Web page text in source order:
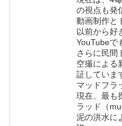
の視点も発
動画制作と
以前から好
YouTubeで
さらに民間
空撮による
証していま
マッドフラ
現在、最も
ラッド（
泥の洪水に